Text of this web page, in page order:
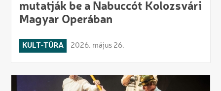
mutatják be a Nabuccót Kolozsvári
Magyar Operában
KULT-TÚRA 2026. május 26.